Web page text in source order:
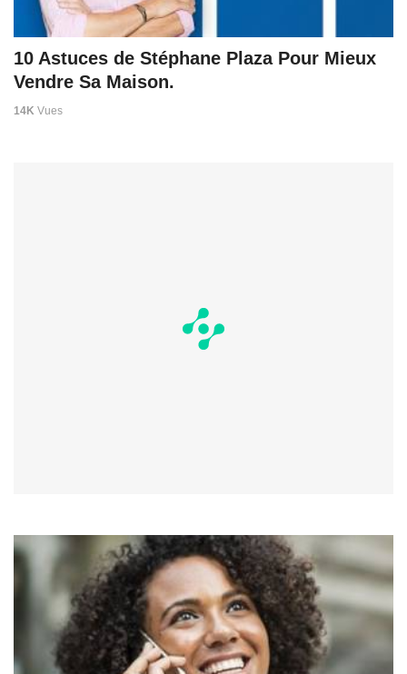
10 Astuces de Stéphane Plaza Pour Mieux
Vendre Sa Maison.
14K Vues